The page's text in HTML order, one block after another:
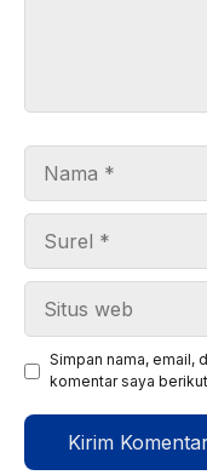
Simpan nama, email,
komentar saya